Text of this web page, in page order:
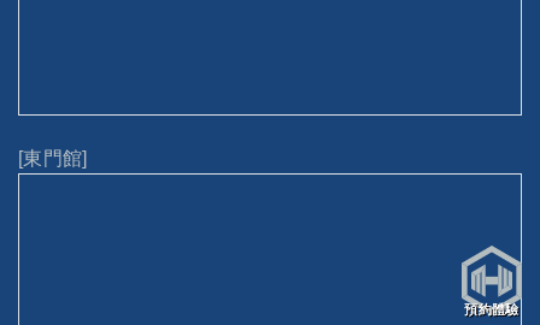
[東門館]
預約體驗